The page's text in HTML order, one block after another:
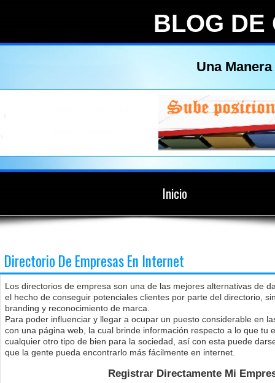
BLOG DE
Una
Inicio
Directorio De Empresas En Internet
Los directorios de empresa son una de las mejores alternativas de
el hecho de conseguir potenciales clientes por parte del directorio,
branding y reconocimiento de marca.
Para poder influenciar y llegar a ocupar un puesto considerable en
con una página web, la cual brinde información respecto a lo que tu
cualquier otro tipo de bien para la sociedad, así con esta puede
que la gente pueda encontrarlo más fácilmente en internet.
Registrar Directamente Mi